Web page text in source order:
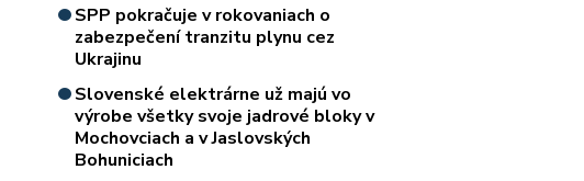
SPP pokračuje v rokovaniach o
zabezpečení tranzitu plynu cez
Ukrajinu
Slovenské elektrárne už majú vo
výrobe všetky svoje jadrové bloky v
Mochovciach a v Jaslovských
Bohuniciach